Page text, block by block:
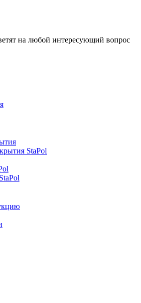
на любой интересующий вопрос
StaPol